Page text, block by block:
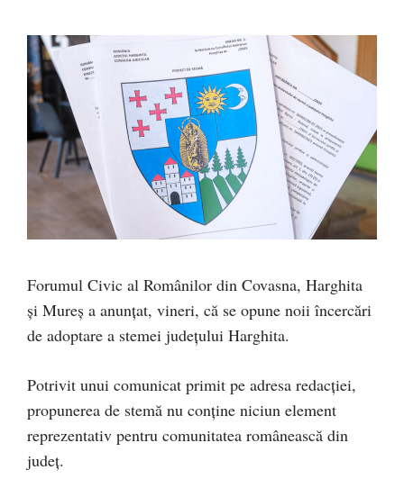
Forumul Civic al Românilor din Covasna, Harghita
și Mureș a anunțat, vineri, că se opune noii încercări
de adoptare a stemei județului Harghita.
Potrivit unui comunicat primit pe adresa redacției,
propunerea de stemă nu conține niciun element
reprezentativ pentru comunitatea românească din
județ.